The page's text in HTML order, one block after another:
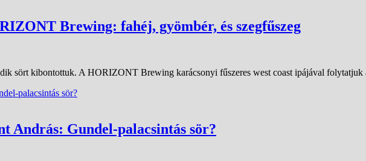
Brewing: fahéj, gyömbér, és szegfűszeg
sört kibontottuk. A HORIZONT Brewing karácsonyi fűszeres west coast ipájával
András: Gundel-palacsintás sör?